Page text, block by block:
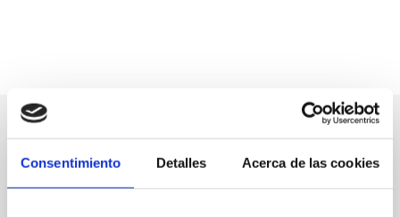
Consentimiento Detalles Acerca de las cookies